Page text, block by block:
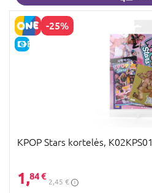
-25%
E-KAINA
KPOP Stars kortelės, K02KPS01
1,84 €
2,45 €